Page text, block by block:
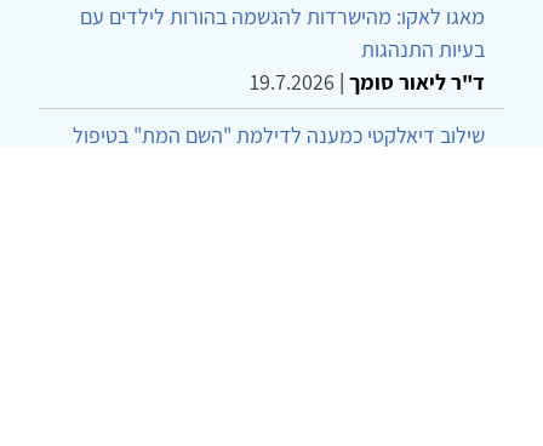
מאגו לאקו: מהישרדות להגשמה בהורות לילדים עם
בעיות התנהגות
ד"ר ליאור סומך |
19.7.2026
שילוב דיאלקטי כמענה לדילמת "השם המת" בטיפול